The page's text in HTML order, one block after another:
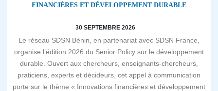
FINANCIÈRES ET DÉVELOPPEMENT DURABLE
30 SEPTEMBRE 2026
Le réseau SDSN Bénin, en partenariat avec SDSN France,
organise l’édition 2026 du Senior Policy sur le développement
durable. Ouvert aux chercheurs, enseignants-chercheurs,
praticiens, experts et décideurs, cet appel à communication
porte sur le thème « Innovations financières et développement